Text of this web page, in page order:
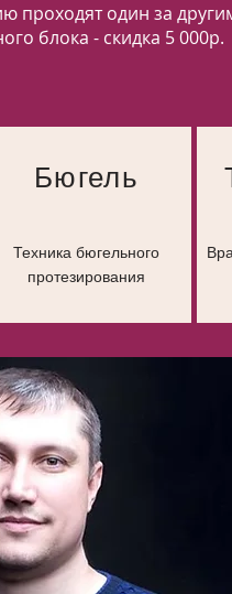
проходят один за
блока - скидка 5 000р.
Бюгель
Техника бюгельного
протезирования